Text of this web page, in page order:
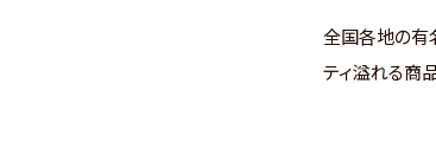
全国各地の有
ティ溢れる商